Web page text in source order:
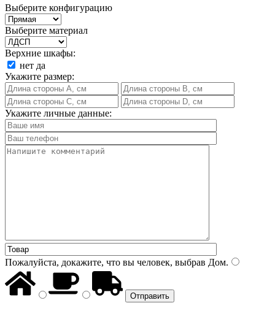
Выберите конфигурацию
Выберите материал
Верхние шкафы:
нет да
Укажите размер:
Укажите личные данные:
Пожалуйста, докажите, что вы человек, выбрав Дом.